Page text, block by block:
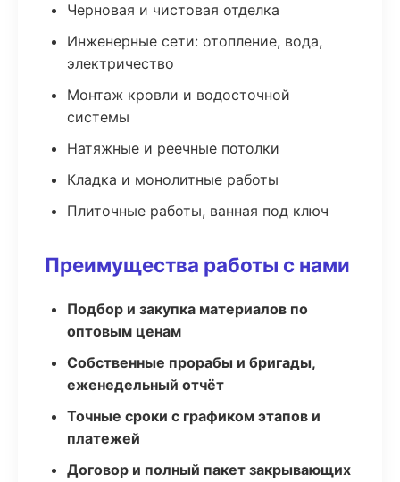
Черновая и чистовая отделка
Инженерные сети: отопление, вода,
электричество
Монтаж кровли и водосточной
системы
Натяжные и реечные потолки
Кладка и монолитные работы
Плиточные работы, ванная под ключ
Преимущества работы с нами
Подбор и закупка материалов по
оптовым ценам
Собственные прорабы и бригады,
еженедельный отчёт
Точные сроки с графиком этапов и
платежей
Договор и полный пакет закрывающих